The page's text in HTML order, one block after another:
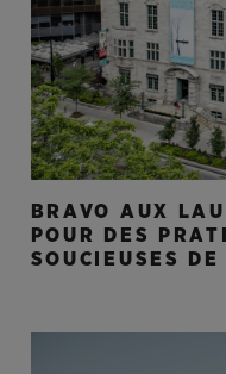
BRAVO AUX
POUR DES
SOUCIEUSES